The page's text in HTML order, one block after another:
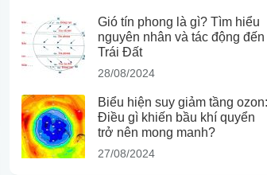
Gió tín phong là gì? Tìm hiểu
nguyên nhân và tác động đến
Trái Đất
28/08/2024
Biểu hiện suy giảm tầng ozon:
Điều gì khiến bầu khí quyển
trở nên mong manh?
27/08/2024